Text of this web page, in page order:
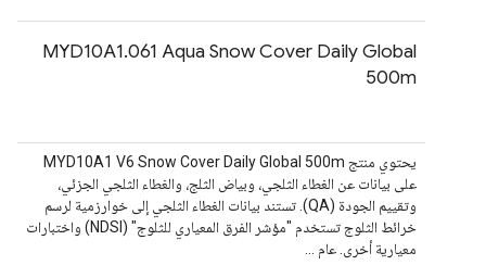
MYD10A1.061 Aqua Snow Cover Daily Global
500m
يحتوي منتج MYD10A1 V6 Snow Cover Daily Global 500m
على بيانات عن الغطاء الثلجي، وبياض الثلج، والغطاء الثلجي الجزئي،
وتقييم الجودة (QA). تستند بيانات الغطاء الثلجي إلى خوارزمية لرسم
خرائط الثلوج تستخدم "مؤشر الفرق المعياري للثلوج" (NDSI) واختبارات
معيارية أخرى. عام …